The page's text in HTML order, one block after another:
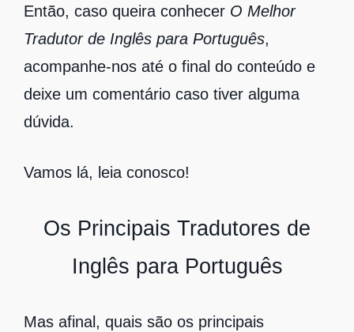
Então, caso queira conhecer O Melhor
Tradutor de Inglês para Português,
acompanhe-nos até o final do conteúdo e
deixe um comentário caso tiver alguma
dúvida.
Vamos lá, leia conosco!
Os Principais Tradutores de
Inglês para Português
Mas afinal, quais são os principais